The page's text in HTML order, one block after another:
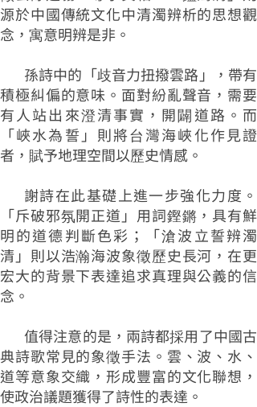
源於中國傳統文化中清濁辨析的思想觀
念，寓意明辨是非。
孫詩中的「歧音力扭撥雲路」，帶有
積極糾偏的意味。面對紛亂聲音，需要
有人站出來澄清事實，開闢道路。而
「峽水為誓」則將台灣海峽化作見證
者，賦予地理空間以歷史情感。
謝詩在此基礎上進一步強化力度。
「斥破邪氛開正道」用詞鏗鏘，具有鮮
明的道德判斷色彩；「滄波立誓辨濁
清」則以浩瀚海波象徵歷史長河，在更
宏大的背景下表達追求真理與公義的信
念。
值得注意的是，兩詩都採用了中國古
典詩歌常見的象徵手法。雲、波、水、
道等意象交織，形成豐富的文化聯想，
使政治議題獲得了詩性的表達。